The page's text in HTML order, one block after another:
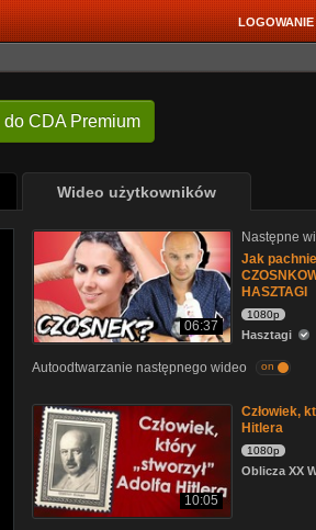
LOGOWANIE
do CDA Premium
Wideo użytkowników
06:37
Następne
Jak
HASZTAGI
1080p
Hasztagi
Autoodtwarzanie następnego wideo on
10:05
Człowiek,
Hitlera
1080p
Oblicza XX